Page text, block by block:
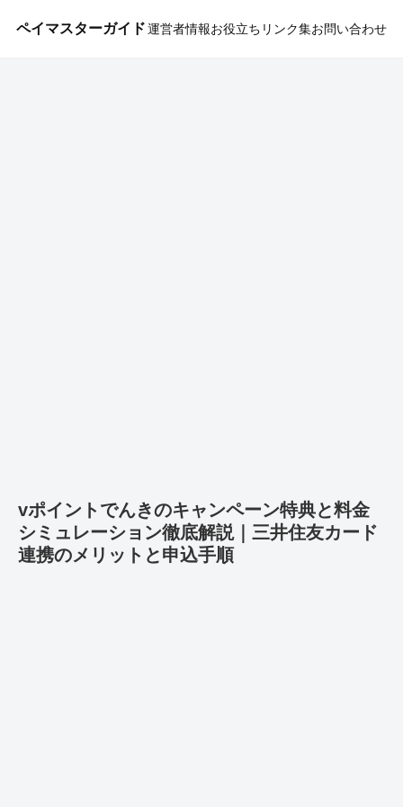
ペイマスターガイド運営者情報お役立ちリンク集お問い合わせ
vポイントでんきのキャンペーン特典と料金
シミュレーション徹底解説｜三井住友カード
連携のメリットと申込手順